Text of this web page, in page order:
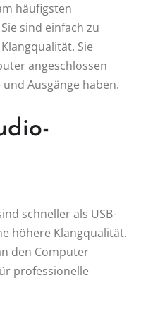
häufigsten
sind einfach zu
Sie
angeschlossen
Ausgänge haben.
schneller als USB-
höhere Klangqualität.
den Computer
professionelle